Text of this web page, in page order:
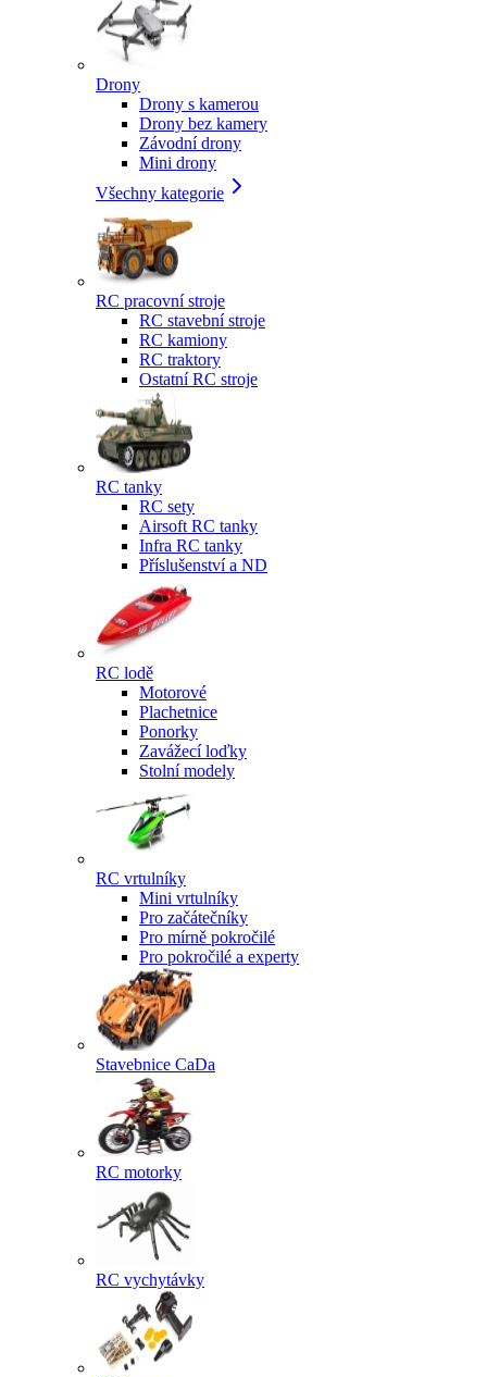
Drony
Drony s kamerou
Drony bez kamery
Závodní drony
Mini drony
Všechny kategorie
RC pracovní stroje
RC stavební stroje
RC kamiony
RC traktory
Ostatní RC stroje
RC tanky
RC sety
Airsoft RC tanky
Infra RC tanky
Příslušenství a ND
RC lodě
Motorové
Plachetnice
Ponorky
Zavážecí loďky
Stolní modely
RC vrtulníky
Mini vrtulníky
Pro začátečníky
Pro mírně pokročilé
Pro pokročilé a experty
Stavebnice CaDa
RC motorky
RC vychytávky